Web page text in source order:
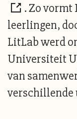
. Zo vormt
leerlingen,
LitLab werd
Universiteit
van